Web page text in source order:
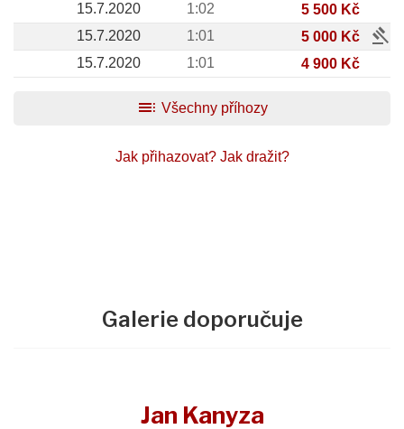
15.7.2020 1:02
5 500 Kč
15.7.2020
1:01 5 000 Kč gavel
15.7.2020 1:01 4 900 Kč
toc Všechny příhozy
Jak přihazovat? Jak dražit?
Galerie doporučuje
Jan Kanyza